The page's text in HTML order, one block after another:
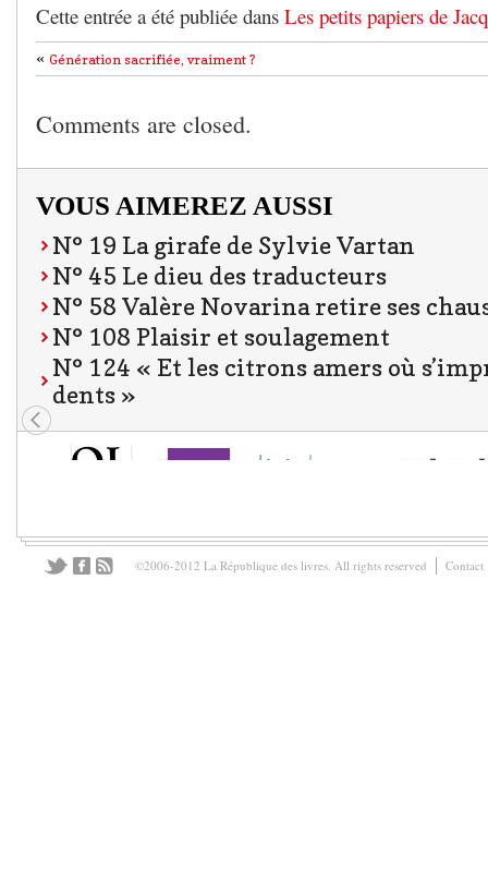
Cette entrée a été publiée dans Les petits papiers de
« Génération sacrifiée, vraiment ?
Comments are closed.
VOUS AIMEREZ AUSSI
N° 19 La girafe de Sylvie Vartan
N° 45 Le dieu des traducteurs
N° 58 Valère Novarina retire ses
N° 108 Plaisir et soulagement
N° 124 « Et les citrons amers où
dents »
©2006-2012 La République des livres. All rights reserved Contact